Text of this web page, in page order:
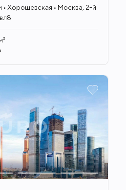
Хорошевская • Москва, 2-й